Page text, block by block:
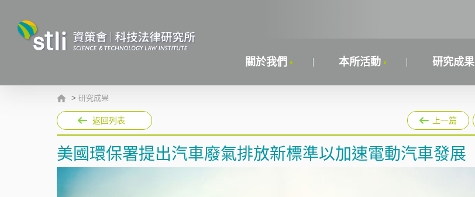
關於我們 本所活動 研究成果
> 研究成果
返回列表 上一篇
美國環保署提出汽車廢氣排放新標準以加速電動汽車發展